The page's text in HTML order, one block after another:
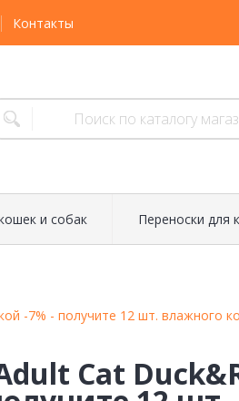
Контакты
и собак Переноски для
-7% - получите 12 шт. влажного
Cat